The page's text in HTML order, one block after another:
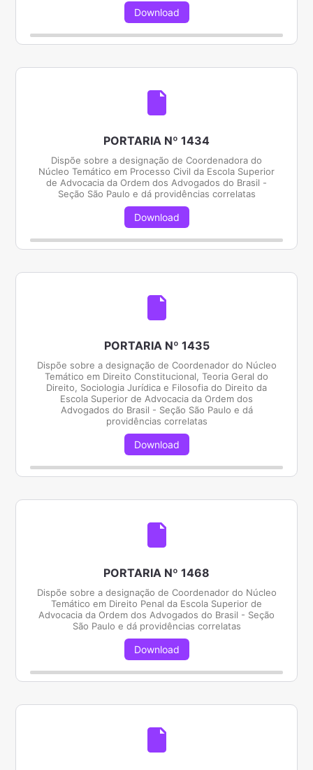
Download
PORTARIA Nº 1434
Dispõe sobre a designação de Coordenadora do
Núcleo Temático em Processo Civil da Escola Superior
de Advocacia da Ordem dos Advogados do Brasil -
Seção São Paulo e dá providências correlatas
Download
PORTARIA Nº 1435
Dispõe sobre a designação de Coordenador do Núcleo
Temático em Direito Constitucional, Teoria Geral do
Direito, Sociologia Jurídica e Filosofia do Direito da
Escola Superior de Advocacia da Ordem dos
Advogados do Brasil - Seção São Paulo e dá
providências correlatas
Download
PORTARIA Nº 1468
Dispõe sobre a designação de Coordenador do Núcleo
Temático em Direito Penal da Escola Superior de
Advocacia da Ordem dos Advogados do Brasil - Seção
São Paulo e dá providências correlatas
Download